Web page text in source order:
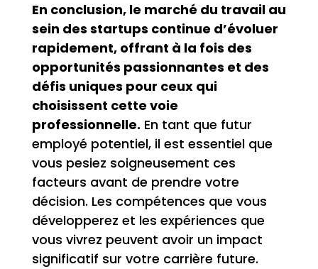
En conclusion, le marché du travail au
sein des startups continue d’évoluer
rapidement, offrant à la fois des
opportunités passionnantes et des
défis uniques pour ceux qui
choisissent cette voie
professionnelle. En tant que futur
employé potentiel, il est essentiel que
vous pesiez soigneusement ces
facteurs avant de prendre votre
décision. Les compétences que vous
développerez et les expériences que
vous vivrez peuvent avoir un impact
significatif sur votre carrière future.